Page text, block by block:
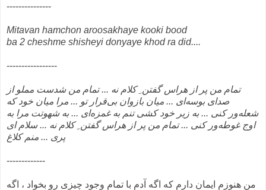
---------------
Mitavan hamchon aroosakhaye kooki bood
ba 2 cheshme shisheyi donyaye khod ra did....
-----------------
تمام من پر از هراس گفتن ِ کلام نه ... تمام من شدست مملو از
صدای بوسه‌ای ... میان بازوان بی‌قرار تو ... مرا میان خود که
شعله‌ور کنی ... به زیر خود کشی تنم به غمزه‌ای ... به شهوتت مرا به
اوج غوطه‌ور کنی ... تمام من پر از هراس گفتن ِ کلام نه ... سلام ای
پری ... منم کلاغ
-------------
من هنوزم ایمان دارم که اگه آدم با تمام وجود چیزی رو بخواد ، اگه